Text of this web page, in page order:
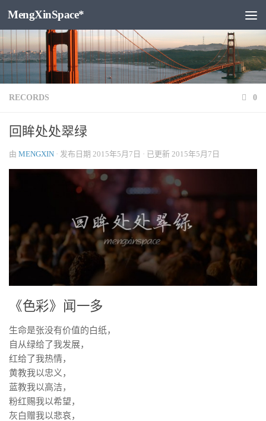
跳至内容
MengXinSpace*
RECORDS 0
回眸处处翠绿
由 MENGXIN · 发布日期 2015年5月7日 · 已更新 2015年5月7日
《色彩》闻一多
生命是张没有价值的白纸，
自从绿给了我发展，
红给了我热情，
黄教我以忠义，
蓝教我以高洁，
粉红赐我以希望，
灰白赠我以悲哀，